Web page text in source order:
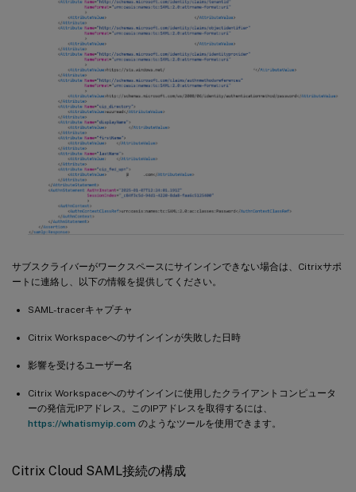
サブスクライバーがワークスペースにサインインできない場合は、Citrixサポ
ートに連絡し、以下の情報を提供してください。
SAML-tracerキャプチャ
Citrix Workspaceへのサインインが失敗した日時
影響を受けるユーザー名
Citrix Workspaceへのサインインに使用したクライアントコンピュータ
ーの発信元IPアドレス。このIPアドレスを取得するには、
https://whatismyip.com のようなツールを使用できます。
Citrix Cloud SAML接続の構成